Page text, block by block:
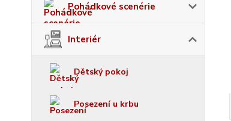
Pohádkové scenérie
Interiér
Dětský pokoj
Posezení u krbu